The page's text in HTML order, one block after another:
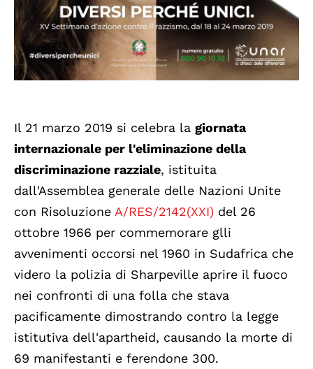
Il 21 marzo 2019 si celebra la giornata
internazionale per l'eliminazione della
discriminazione razziale, istituita
dall'Assemblea generale delle Nazioni Unite
con Risoluzione A/RES/2142(XXI) del 26
ottobre 1966 per commemorare glli
avvenimenti occorsi nel 1960 in Sudafrica che
videro la polizia di Sharpeville aprire il fuoco
nei confronti di una folla che stava
pacificamente dimostrando contro la legge
istitutiva dell'apartheid, causando la morte di
69 manifestanti e ferendone 300.